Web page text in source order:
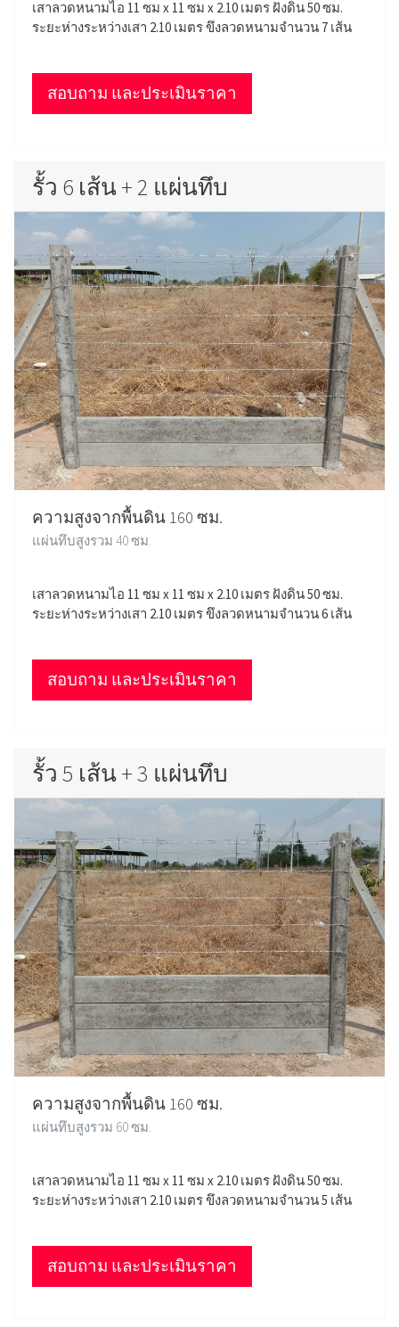
เสาลวดหนามไอ 11 ซม x 11 ซม x 2.10 เมตร ฝังดิน 50 ซม.
ระยะห่างระหว่างเสา 2.10 เมตร ขึงลวดหนามจำนวน 7 เส้น
สอบถาม และประเมินราคา
รั้ว 6 เส้น + 2 แผ่นทึบ
ความสูงจากพื้นดิน 160 ซม.
แผ่นทึบสูงรวม 40 ซม.
เสาลวดหนามไอ 11 ซม x 11 ซม x 2.10 เมตร ฝังดิน 50 ซม.
ระยะห่างระหว่างเสา 2.10 เมตร ขึงลวดหนามจำนวน 6 เส้น
สอบถาม และประเมินราคา
รั้ว 5 เส้น + 3 แผ่นทึบ
ความสูงจากพื้นดิน 160 ซม.
แผ่นทึบสูงรวม 60 ซม.
เสาลวดหนามไอ 11 ซม x 11 ซม x 2.10 เมตร ฝังดิน 50 ซม.
ระยะห่างระหว่างเสา 2.10 เมตร ขึงลวดหนามจำนวน 5 เส้น
สอบถาม และประเมินราคา